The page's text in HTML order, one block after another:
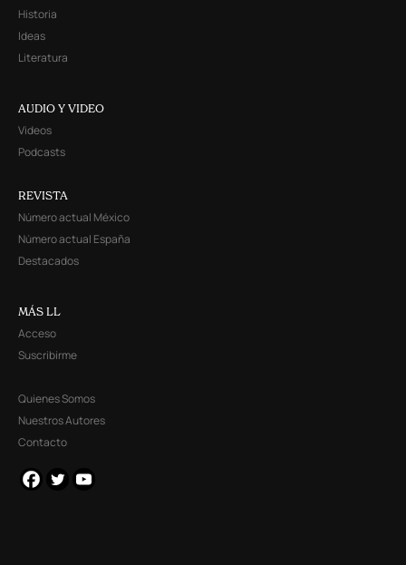
Historia
Ideas
Literatura
AUDIO Y VIDEO
Videos
Podcasts
REVISTA
Número actual México
Número actual España
Destacados
MÁS LL
Acceso
Suscribirme
Quienes Somos
Nuestros Autores
Contacto